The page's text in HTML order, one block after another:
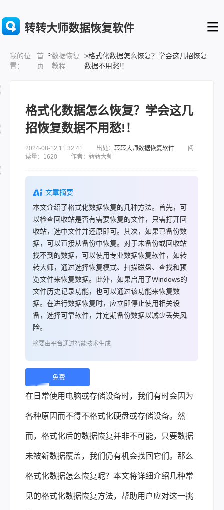
转转大师数据恢复软件
我的位
置：
首
页
>数据恢复
教程
>格式化数据怎么恢复？学会这几招恢复
数据不用愁!！
格式化数据怎么恢复？学会这几
招恢复数据不用愁!！
2024-08-12 11:32:41 出处： 转转大师数据恢复软件 阅
读量：1620 作者：转转大师
文章摘要
本文介绍了格式化数据恢复的几种方法。首先，可
以检查回收站是否有需要恢复的文件，只需打开回
收站，选中文件并还原即可。其次，如果已备份数
据，可以直接从备份中恢复。对于未备份或回收站
找不到的数据，可以使用专业数据恢复软件，如转
转大师，通过选择恢复模式、扫描磁盘、查找和预
览文件来恢复数据。此外，如果启用了Windows的
文件历史记录功能，也可以通过该功能来恢复数
据。在进行数据恢复时，应立即停止使用相关设
备，选择可靠软件，并定期备份数据以减少丢失风
险。
摘要由平台通过智能技术生成
免费
下
载 |
在日常使用电脑或存储设备时，我们有时会因为
各种原因而不得不格式化硬盘或存储设备。然
而，格式化后的数据恢复并非不可能，只要数据
未被新数据覆盖，我们仍有机会找回它们。那么
格式化数据怎么恢复呢？本文将详细介绍几种常
见的格式化数据恢复方法，帮助用户应对这一挑